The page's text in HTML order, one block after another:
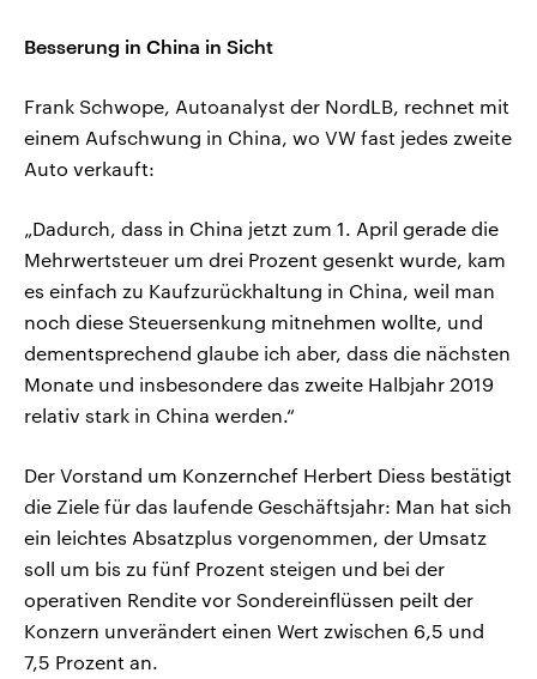
Besserung in China in Sicht
Frank Schwope, Autoanalyst der NordLB, rechnet mit
einem Aufschwung in China, wo VW fast jedes zweite
Auto verkauft:
„Dadurch, dass in China jetzt zum 1. April gerade die
Mehrwertsteuer um drei Prozent gesenkt wurde, kam
es einfach zu Kaufzurückhaltung in China, weil man
noch diese Steuersenkung mitnehmen wollte, und
dementsprechend glaube ich aber, dass die nächsten
Monate und insbesondere das zweite Halbjahr 2019
relativ stark in China werden.“
Der Vorstand um Konzernchef Herbert Diess bestätigt
die Ziele für das laufende Geschäftsjahr: Man hat sich
ein leichtes Absatzplus vorgenommen, der Umsatz
soll um bis zu fünf Prozent steigen und bei der
operativen Rendite vor Sondereinflüssen peilt der
Konzern unverändert einen Wert zwischen 6,5 und
7,5 Prozent an.